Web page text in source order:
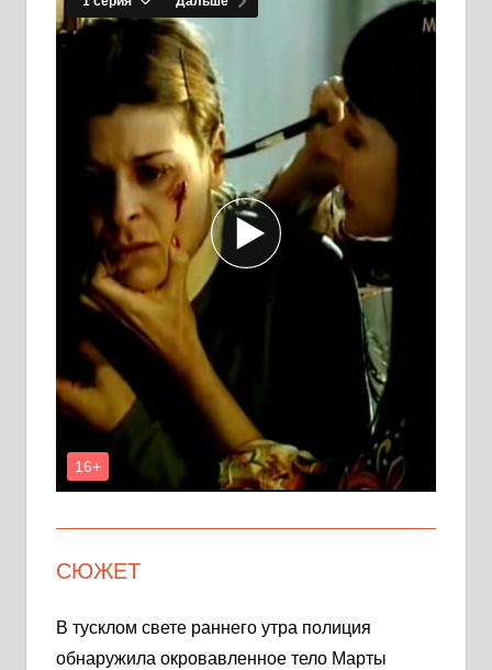
СЮЖЕТ
В тусклом свете раннего утра полиция
обнаружила окровавленное тело Марты